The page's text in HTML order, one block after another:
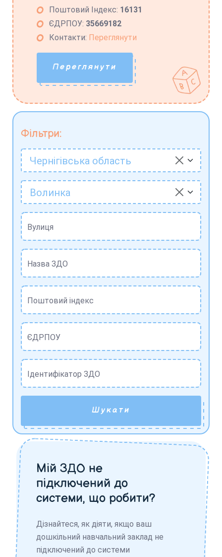
Фільтри:
Чернігівська область
Волинка
Вулиця
Назва ЗДО
Поштовий індекс
ЄДРПОУ
Ідентифікатор ЗДО
Шукати
Мій ЗДО не
підключений до
системи, що робити?
Дізнайтеся, як діяти, якщо ваш
дошкільний навчальний заклад не
підключений до системи
Поштовий Індекс: 16131
ЄДРПОУ: 35669182
Контакти: Переглянути
Переглянути